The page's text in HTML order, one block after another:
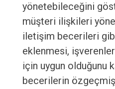
yönetebileceğini
müşteri ilişkileri
iletişim becerileri
eklenmesi,
için uygun olduğunu
becerilerin